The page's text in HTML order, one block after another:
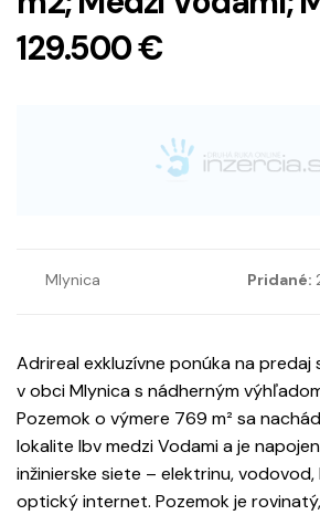
129.500 €
Mlynica Pridané:
Adrireal exkluzívne ponúka na
v obci Mlynica s nádherným
Pozemok o výmere 769 m² sa
lokalite Ibv medzi Vodami a je
inžinierske siete – elektrinu, vodovod,
optický internet. Pozemok je